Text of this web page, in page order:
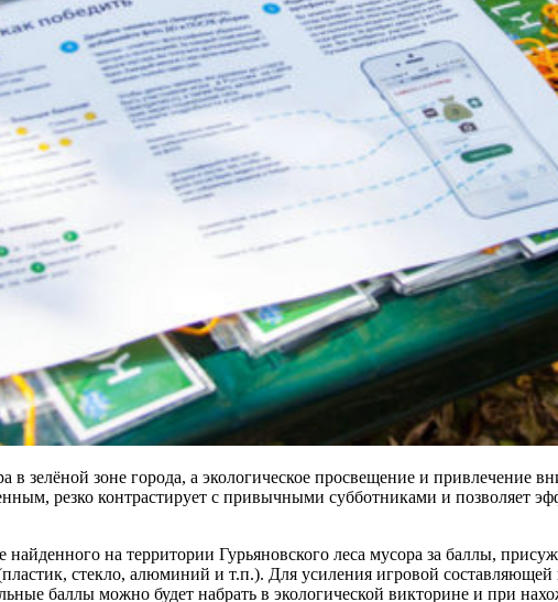
в зелёной зоне города, а экологическое просвещение и
резко контрастирует с привычными субботниками и позволяет
найденного на территории Гурьяновского леса мусора за баллы,
стекло, алюминий и т.п.). Для усиления игровой
баллы можно будет набрать в экологической викторине и при